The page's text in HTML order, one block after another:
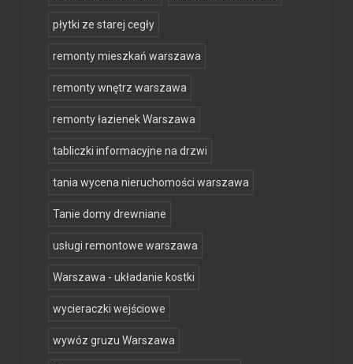
płytki ze starej cegły
remonty mieszkań warszawa
remonty wnętrz warszawa
remonty łazienek Warszawa
tabliczki informacyjne na drzwi
tania wycena nieruchomości warszawa
Tanie domy drewniane
usługi remontowe warszawa
Warszawa - układanie kostki
wycieraczki wejściowe
wywóz gruzu Warszawa